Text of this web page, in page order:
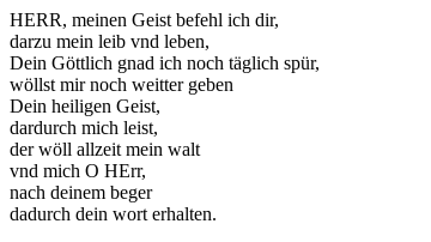
HERR, meinen Geist befehl ich dir,
darzu mein leib vnd leben,
Dein Göttlich gnad ich noch täglich spür,
wöllst mir noch weitter geben
Dein heiligen Geist,
dardurch mich leist,
der wöll allzeit mein walt
vnd mich O HErr,
nach deinem beger
dadurch dein wort erhalten.
Interessen und Ihr
Verhalten beim
Besuch unserer
Website mitteilen,
erhöhen Sie die
Wahrscheinlichkeit,
personalisierte
Inhalte und
Angebote zu sehen.